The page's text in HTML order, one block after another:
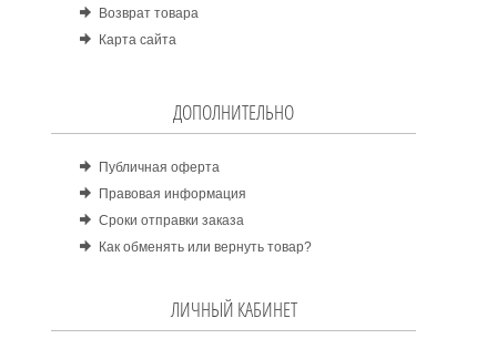
Возврат товара
Карта сайта
ДОПОЛНИТЕЛЬНО
Публичная оферта
Правовая информация
Сроки отправки заказа
Как обменять или вернуть товар?
ЛИЧНЫЙ КАБИНЕТ